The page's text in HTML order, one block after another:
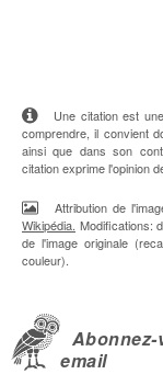
Une citation est
comprendre, il convient
ainsi que dans son
citation exprime l'opinion
Attribution de
Wikipédia. Modifications:
de l'image originale
couleur).
email